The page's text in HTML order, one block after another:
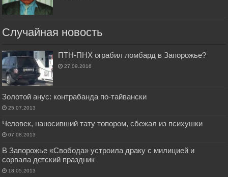
Случайная новость
ПТН-ПНХ ограбил ломбард в Запорожье?
27.09.2016
Золотой анус: контрабанда по-тайвански
25.07.2013
Человек, наносивший тату топором, сбежал из психушки
07.08.2013
В Запорожье «Свобода» устроила драку с милицией и
сорвала детский праздник
18.05.2013